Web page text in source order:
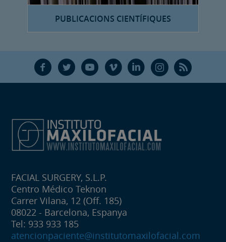
PUBLICACIONS CIENTÍFIQUES
F T Y V L Ñ R
FACIAL SURGERY, S.L.P.
Centro Médico Teknon
Carrer Vilana, 12 (Off. 185)
08022 - Barcelona, Espanya
Tel: 933 933 185
atencionpaciente@institutomaxilofacial.com